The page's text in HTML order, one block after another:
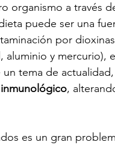
organismo a través
puede ser una
por
y mercurio),
tema de
,
es un gran